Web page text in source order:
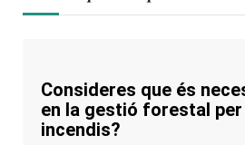
Consideres que és
en la gestió forestal
incendis?